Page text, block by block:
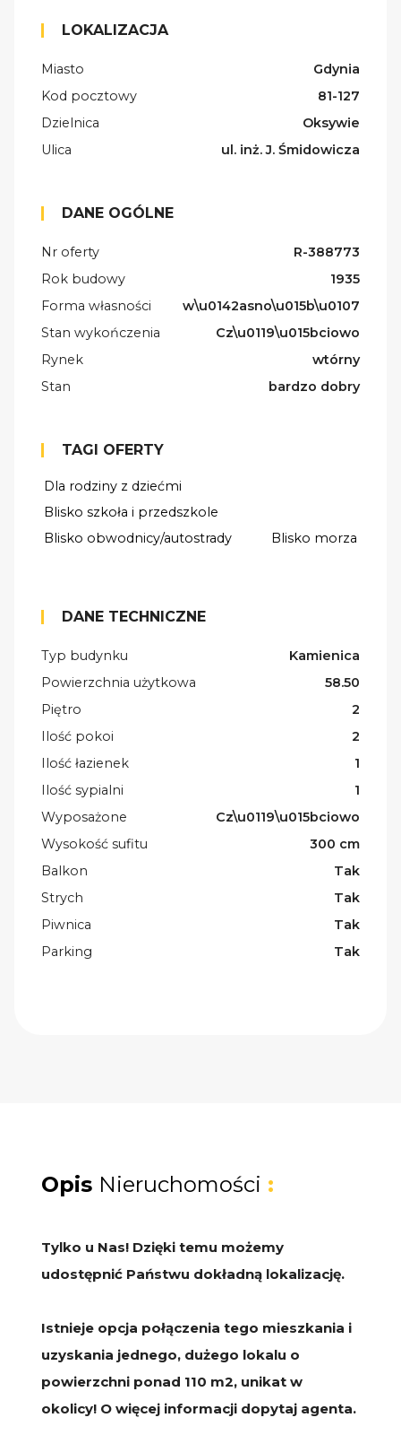
LOKALIZACJA
Miasto
Gdynia
Kod pocztowy
81-127
Dzielnica
Oksywie
Ulica
ul. inż. J. Śmidowicza
DANE OGÓLNE
Nr oferty
R-388773
Rok budowy
1935
Forma własności
w\u0142asno\u015b\u0107
Stan wykończenia
Cz\u0119\u015bciowo
Rynek
wtórny
Stan
bardzo dobry
TAGI OFERTY
Dla rodziny z dziećmi
Blisko szkoła i przedszkole
Blisko obwodnicy/autostrady
Blisko morza
DANE TECHNICZNE
Typ budynku
Kamienica
Powierzchnia użytkowa
58.50
Piętro
2
Ilość pokoi
2
Ilość łazienek
1
Ilość sypialni
1
Wyposażone
Cz\u0119\u015bciowo
Wysokość sufitu
300 cm
Balkon
Tak
Strych
Tak
Piwnica
Tak
Parking
Tak
Opis Nieruchomości :
Tylko u Nas! Dzięki temu możemy
udostępnić Państwu dokładną lokalizację.
Istnieje opcja połączenia tego mieszkania i
uzyskania jednego, dużego lokalu o
powierzchni ponad 110 m2, unikat w
okolicy! O więcej informacji dopytaj agenta.